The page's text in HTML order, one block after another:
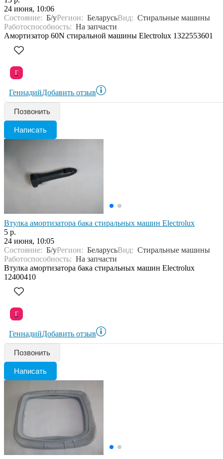
24 июня, 10:06
Состояние: Б/уРегион: БеларусьВид: Стиральные машины
Работоспособность: На запчасти
Амортизатор 60N стиральной машины Electrolux 1322553601
Г
ГеннадийДобавить отзыв
Позвонить
Написать
Втулка амортизатора бака стиральных машин Electrolux
5 р.
24 июня, 10:05
Состояние: Б/уРегион: БеларусьВид: Стиральные машины
Работоспособность: На запчасти
Втулка амортизатора бака стиральных машин Electrolux
12400410
Г
ГеннадийДобавить отзыв
Позвонить
Написать